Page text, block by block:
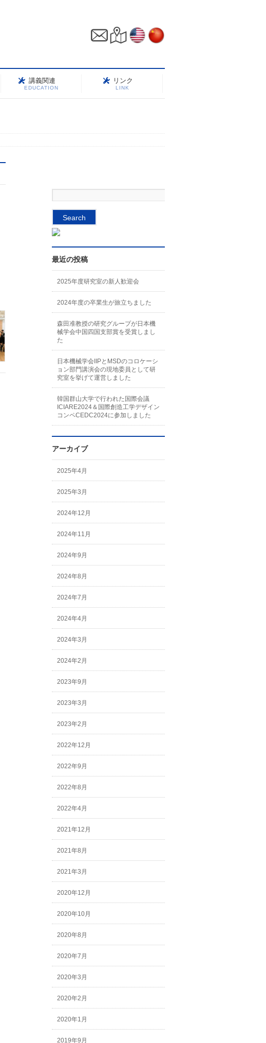
講義関連
EDUCATION
リンク
LINK
最近の投稿
2025年度研究室の新人歓迎会
2024年度の卒業生が旅立ちました
森田准教授の研究グループが日本機
械学会中国四国支部賞を受賞しまし
た
日本機械学会IIPとMSDのコロケーシ
ョン部門講演会の現地委員として研
究室を挙げて運営しました
韓国群山大学で行われた国際会議
ICIARE2024＆国際創造工学デザイン
コンペCEDC2024に参加しました
アーカイブ
2025年4月
2025年3月
2024年12月
2024年11月
2024年9月
2024年8月
2024年7月
2024年4月
2024年3月
2024年2月
2023年9月
2023年3月
2023年2月
2022年12月
2022年9月
2022年8月
2022年4月
2021年12月
2021年8月
2021年3月
2020年12月
2020年10月
2020年8月
2020年7月
2020年3月
2020年2月
2020年1月
2019年9月